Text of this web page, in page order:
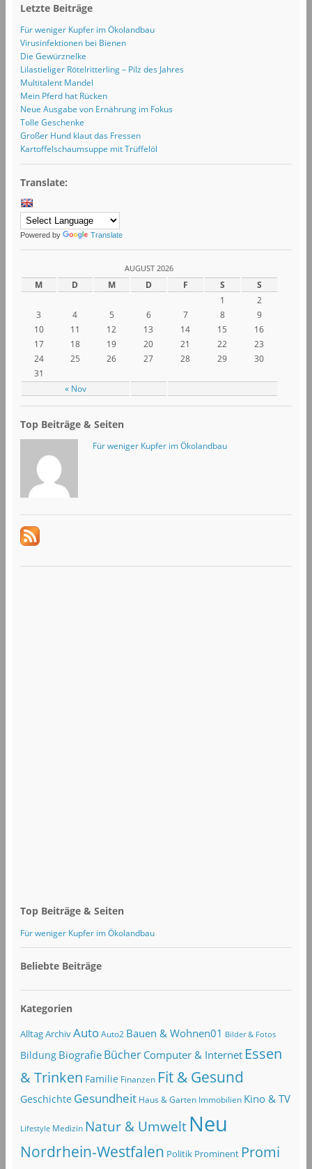
Letzte Beiträge
Für weniger Kupfer im Ökolandbau
Virusinfektionen bei Bienen
Die Gewürznelke
Lilastieliger Rötelritterling – Pilz des Jahres
Multitalent Mandel
Mein Pferd hat Rücken
Neue Ausgabe von Ernährung im Fokus
Tolle Geschenke
Großer Hund klaut das Fressen
Kartoffelschaumsuppe mit Trüffelöl
Translate:
Powered by Translate
AUGUST 2026
M D M D F S S
« Nov
1
2
3
4 5 6 7 8
9
10
11 12 13 14 15
16
17
18 19 20 21 22
23
24
25 26 27 28 29
30
31
Top Beiträge & Seiten
Für weniger Kupfer im Ökolandbau
Top Beiträge & Seiten
Für weniger Kupfer im Ökolandbau
Beliebte Beiträge
Kategorien
AlltagArchivAuto Auto2 Bauen & Wohnen01 Bilder & Fotos
Bildung Biografie Bücher Computer & Internet Essen
& Trinken Familie Finanzen Fit & Gesund
Geschichte Gesundheit Haus & Garten Immobilien Kino & TV
Lifestyle Medizin Natur & Umwelt Neu
Nordrhein-Westfalen Politik Prominent Promi